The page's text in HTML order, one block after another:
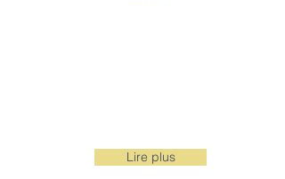
Lire plus